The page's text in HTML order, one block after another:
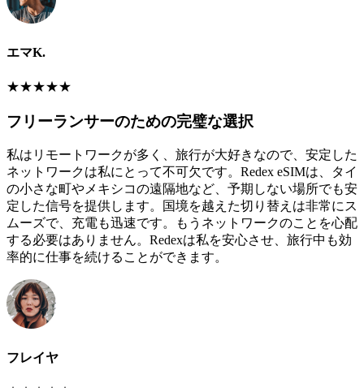
エマK.
★★★★★
フリーランサーのための完璧な選択
私はリモートワークが多く、旅行が大好きなので、安定した
ネットワークは私にとって不可欠です。Redex eSIMは、タイ
の小さな町やメキシコの遠隔地など、予期しない場所でも安
定した信号を提供します。国境を越えた切り替えは非常にス
ムーズで、充電も迅速です。もうネットワークのことを心配
する必要はありません。Redexは私を安心させ、旅行中も効
率的に仕事を続けることができます。
フレイヤ